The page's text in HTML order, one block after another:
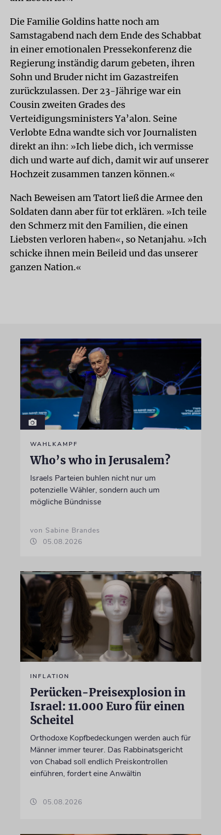
Die Familie Goldins hatte noch am
Samstagabend nach dem Ende des Schabbat
in einer emotionalen Pressekonferenz die
Regierung inständig darum gebeten, ihren
Sohn und Bruder nicht im Gazastreifen
zurückzulassen. Der 23-Jährige war ein
Cousin zweiten Grades des
Verteidigungsministers Ya’alon. Seine
Verlobte Edna wandte sich vor Journalisten
direkt an ihn: »Ich liebe dich, ich vermisse
dich und warte auf dich, damit wir auf unserer
Hochzeit zusammen tanzen können.«
Nach Beweisen am Tatort ließ die Armee den
Soldaten dann aber für tot erklären. »Ich teile
den Schmerz mit den Familien, die einen
Liebsten verloren haben«, so Netanjahu. »Ich
schicke ihnen mein Beileid und das unserer
ganzen Nation.«
WAHLKAMPF
Who’s who in Jerusalem?
Israels Parteien buhlen nicht nur um
potenzielle Wähler, sondern auch um
mögliche Bündnisse
von Sabine Brandes
05.08.2026
INFLATION
Perücken-Preisexplosion in
Israel: 11.000 Euro für einen
Scheitel
Orthodoxe Kopfbedeckungen werden auch für
Männer immer teurer. Das Rabbinatsgericht
von Chabad soll endlich Preiskontrollen
einführen, fordert eine Anwältin
05.08.2026